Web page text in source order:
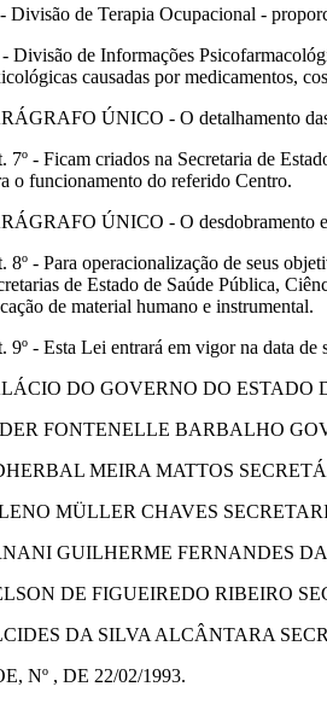
Divisão de Terapia Ocupacional -
Divisão de Informações
causadas por medicamentos,
ÚNICO - O detalhamento das
7º - Ficam criados na Secretaria de
o funcionamento do referido Centro.
ÚNICO - O desdobramento
8º - Para operacionalização de seus
de Estado de Saúde Pública,
de material humano e instrumental.
9º - Esta Lei entrará em vigor na data de
DO GOVERNO DO ESTADO
FONTENELLE BARBALHO
MEIRA MATTOS
MÜLLER CHAVES
GUILHERME FERNANDES
DE FIGUEIREDO RIBEIRO
DA SILVA ALCÂNTARA
Nº , DE 22/02/1993.